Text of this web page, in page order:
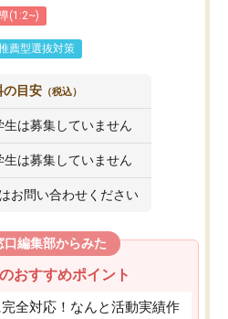
(1:2~)
薦型選抜対策
の目安 （税込）
生は募集していません
生は募集していません
お問い合わせください
口編集部からみた
おすすめポイント
全対応！なんと活動実績作